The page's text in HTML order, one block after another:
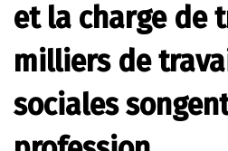
et la charge de
milliers de
sociales